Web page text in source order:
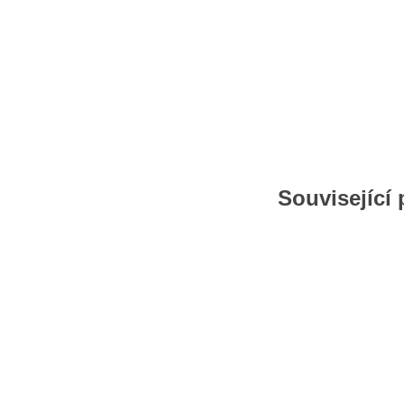
Související